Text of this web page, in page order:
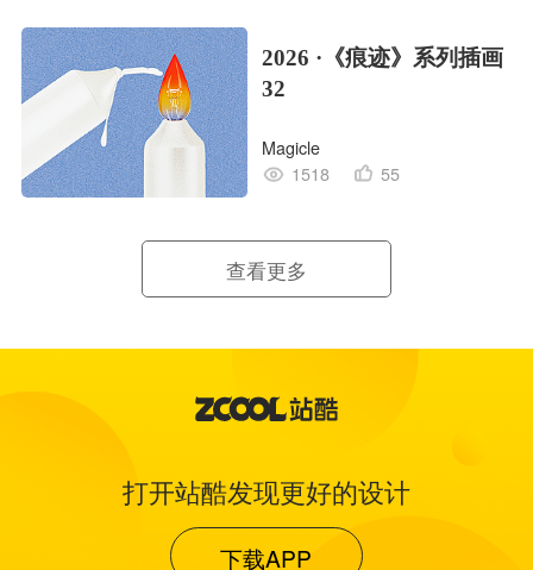
2026 ·《痕迹》系列插画
32
Magicle
1518
55
查看更多
打开站酷发现更好的设计
下载APP